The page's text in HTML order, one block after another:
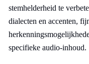
stemhelderheid te
dialecten en accenten,
specifieke audio-inhoud.